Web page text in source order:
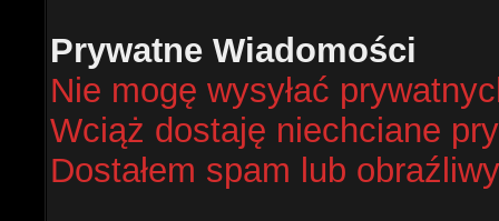
Prywatne Wiadomości
Nie mogę wysyłać
Wciąż dostaję niechciane
Dostałem spam lub